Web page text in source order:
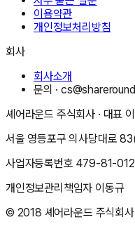
이용약관
개인정보처리방침
회사
회사소개
문의 ·
셰어라운드 주식회사 · 대표
서울 영등포구 의사당대로
사업자등록번호 479-81-
개인정보관리책임자 이동규
© 2018 셰어라운드 주식회사